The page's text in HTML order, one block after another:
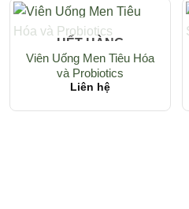
HẾT HÀNG
Viên Uống Men Tiêu Hóa
và Probiotics
Liên hệ